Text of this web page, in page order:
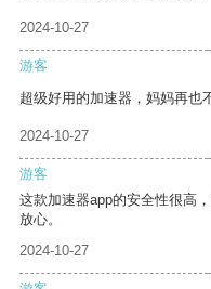
2024-10-27
游客
超级好用的加速器，妈妈再也
2024-10-27
游客
这款加速器app的安全性很高
放心。
2024-10-27